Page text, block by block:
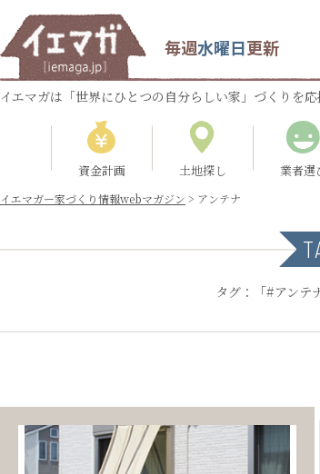
毎週水曜日更新
イエマガは「世界にひとつの自分らしい家」づくりを応
資金計画 土地探し 業者選
イエマガー家づくり情報webマガジン > アンテナ
タグ：「#アンテ